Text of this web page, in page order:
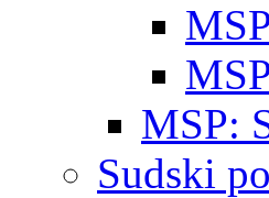
MSP:
Sudski